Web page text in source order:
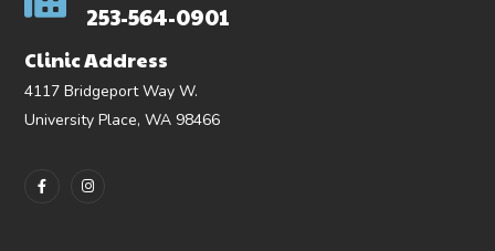
253-564-0901
Clinic Address
4117 Bridgeport Way W.
University Place, WA 98466